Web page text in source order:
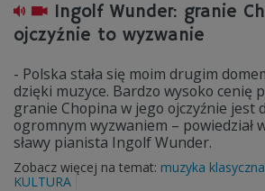
Ingolf Wunder: granie
ojczyźnie to wyzwanie
- Polska stała się moim drugim
dzięki muzyce. Bardzo wysoko cenię
granie Chopina w jego ojczyźnie jest
ogromnym wyzwaniem – powiedział
sławy pianista Ingolf Wunder.
Zobacz więcej na temat: muzyka klasyczna
KULTURA